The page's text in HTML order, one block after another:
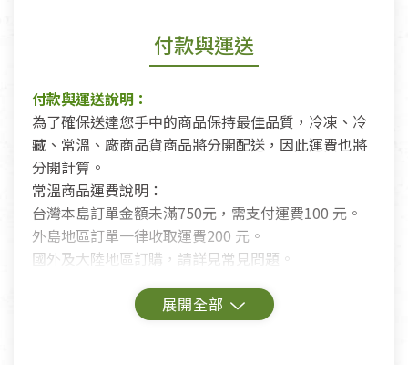
付款與運送
付款與運送說明：
為了確保送達您手中的商品保持最佳品質，冷凍、冷
藏、常溫、廠商品貨商品將分開配送，因此運費也將
分開計算。
常溫商品運費說明：
台灣本島訂單金額未滿750元，需支付運費100 元。
外島地區訂單一律收取運費200 元。
國外及大陸地區訂購，請詳見常見問題。
鑑賞期商品說明：